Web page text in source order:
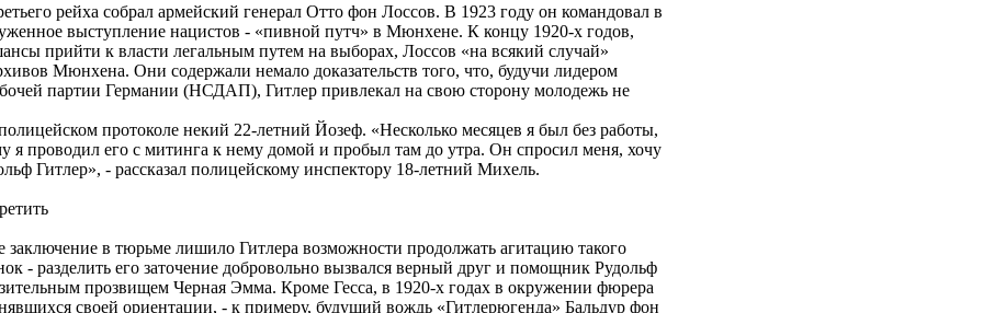
рейха собрал армейский генерал Отто фон Лоссов. В 1923 году он командовал в
выступление нацистов - «пивной путч» в Мюнхене. К концу 1920-х годов,
прийти к власти легальным путем на выборах, Лоссов «на всякий случай»
Мюнхена. Они содержали немало доказательств того, что, будучи лидером
партии Германии (НСДАП), Гитлер привлекал на свою сторону молодежь не
протоколе некий 22-летний Йозеф. «Несколько месяцев я был без работы,
я проводил его с митинга к нему домой и пробыл там до утра. Он спросил меня, хочу
Гитлер», - рассказал полицейскому инспектору 18-летний Михель.
в тюрьме лишило Гитлера возможности продолжать агитацию такого
- разделить его заточение добровольно вызвался верный друг и помощник Рудольф
прозвищем Черная Эмма. Кроме Гесса, в 1920-х годах в окружении фюрера
своей ориентации, - к примеру, будущий вождь «Гитлерюгенда» Бальдур фон